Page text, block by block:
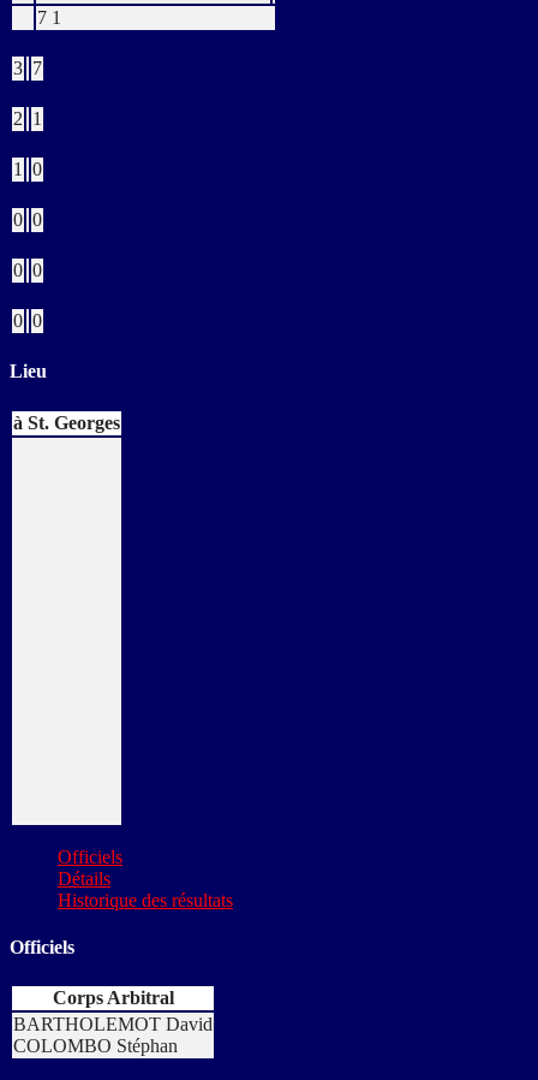
7 1
3 7
2 1
1
0
0 0
0 0
0 0
Lieu
à St. Georges
Officiels
Détails
Historique des résultats
Officiels
Corps Arbitral
BARTHOLEMOT David
COLOMBO Stéphan